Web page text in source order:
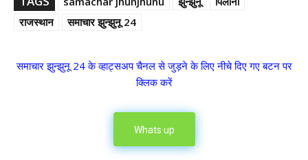
राजस्थान
समाचार झुन्झुनू 24
समाचार झुन्झुनू 24 के व्हाट्सअप चैनल से जुड़ने के लिए नीचे दिए गए बटन पर
क्लिक करें
Whats up